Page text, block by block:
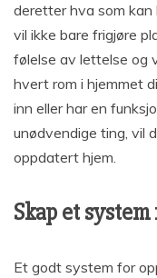
deretter hva som kan
vil ikke bare frigjøre
følelse av lettelse og
hvert rom i hjemmet
inn eller har en
unødvendige ting, vil
oppdatert hjem.
Skap et
Et godt system for